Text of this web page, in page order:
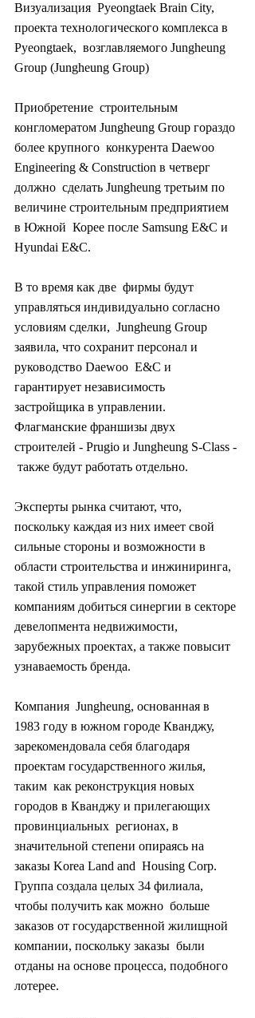
Визуализация  Pyeongtaek Brain City,
проекта технологического комплекса в
Pyeongtaek,  возглавляемого Jungheung
Group (Jungheung Group)
Приобретение  строительным
конгломератом Jungheung Group гораздо
более крупного  конкурента Daewoo
Engineering & Construction в четверг
должно  сделать Jungheung третьим по
величине строительным предприятием
в Южной  Корее после Samsung E&C и
Hyundai E&C.
В то время как две  фирмы будут
управляться индивидуально согласно
условиям сделки,  Jungheung Group
заявила, что сохранит персонал и
руководство Daewoo  E&C и
гарантирует независимость
застройщика в управлении.
Флагманские франшизы двух
строителей - Prugio и Jungheung S-Class -
также будут работать отдельно.
Эксперты рынка считают, что,
поскольку каждая из них имеет свой
сильные стороны и возможности в
области строительства и инжиниринга,
такой стиль управления поможет
компаниям добиться синергии в секторе
девелопмента недвижимости,
зарубежных проектах, а также повысит
узнаваемость бренда.
Компания  Jungheung, основанная в
1983 году в южном городе Кванджу,
зарекомендовала себя благодаря
проектам государственного жилья,
таким  как реконструкция новых
городов в Кванджу и прилегающих
провинциальных  регионах, в
значительной степени опираясь на
заказы Korea Land and  Housing Corp.
Группа создала целых 34 филиала,
чтобы получить как можно  больше
заказов от государственной жилищной
компании, поскольку заказы  были
отданы на основе процесса, подобного
лотерее.